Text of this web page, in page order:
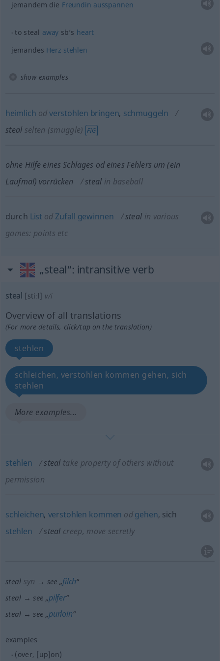
jemandem die Freundin ausspannen
to steal away sb’s heart
jemandes Herz stehlen
show examples
heimlich odverstohlen bringen, schmuggeln
steal selten (smuggle) FIG
ohne Hilfe eines Schlages odeines Fehlers um (ein
Laufmal) vorrücken
steal in baseball
durch List od Zufall gewinnen steal in various
games: points etc
„steal“: intransitive verb
steal [stiːl] v/i
Overview of all translations
(For more details, click/tap on the translation)
stehlen
schleichen, verstohlen kommen gehen, sich
stehlen
More examples...
stehlen steal take property of others without
permission
schleichen, verstohlen kommen odgehen, sich
stehlen
steal creep, move secretly
steal syn → see „filch“
steal → see „pilfer“
steal → see „purloin“
examples
(over, [up]on)